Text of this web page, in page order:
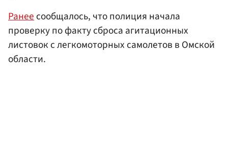
Ранее сообщалось, что полиция начала
проверку по факту сброса агитационных
листовок с легкомоторных самолетов в Омской
области.